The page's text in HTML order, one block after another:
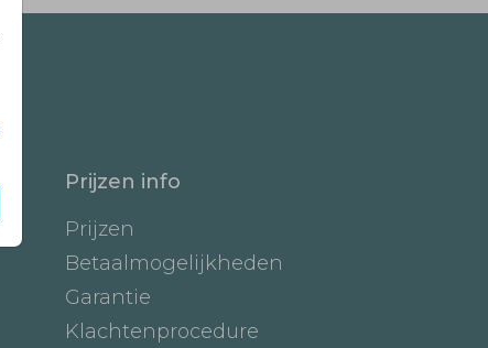
Prijzen info
Prijzen
Betaalmogelijkheden
Garantie
Klachtenprocedure